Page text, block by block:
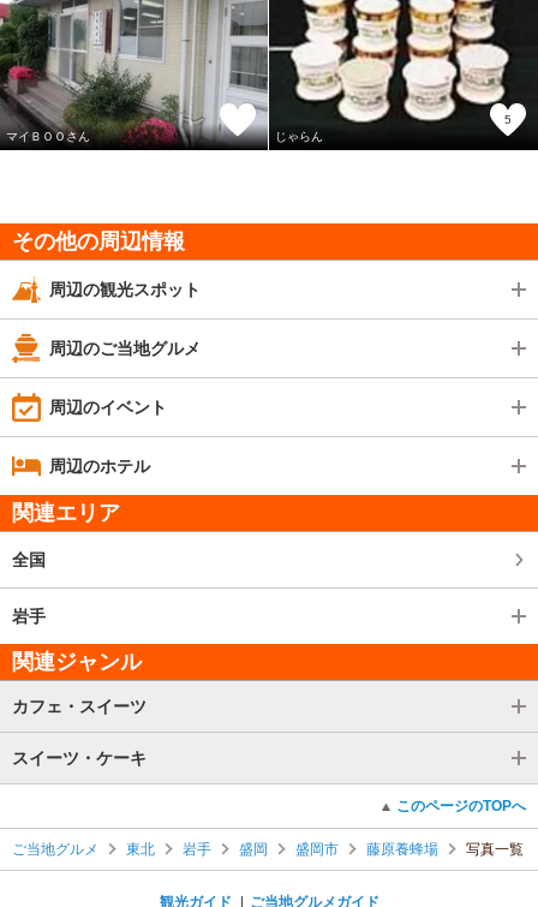
マイＢＯＯさん じゃらん
5
その他の周辺情報
周辺の観光スポット
周辺のご当地グルメ
周辺のイベント
周辺のホテル
関連エリア
全国
岩手
関連ジャンル
カフェ・スイーツ
スイーツ・ケーキ
このページのTOPへ
ご当地グルメ 東北 岩手 盛岡 盛岡市 藤原養蜂場 写真一覧
観光ガイド ご当地グルメガイド